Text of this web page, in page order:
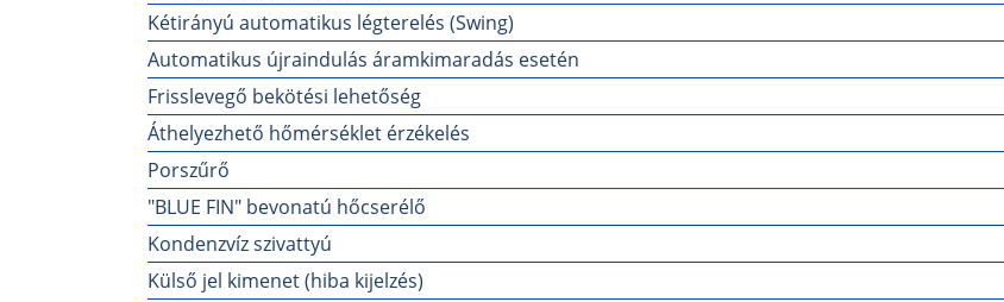
Kétirányú automatikus légterelés (Swing)
Automatikus újraindulás áramkimaradás esetén
Frisslevegő bekötési lehetőség
Áthelyezhető hőmérséklet érzékelés
Porszűrő
"BLUE FIN" bevonatú hőcserélő
Kondenzvíz szivattyú
Külső jel kimenet (hiba kijelzés)